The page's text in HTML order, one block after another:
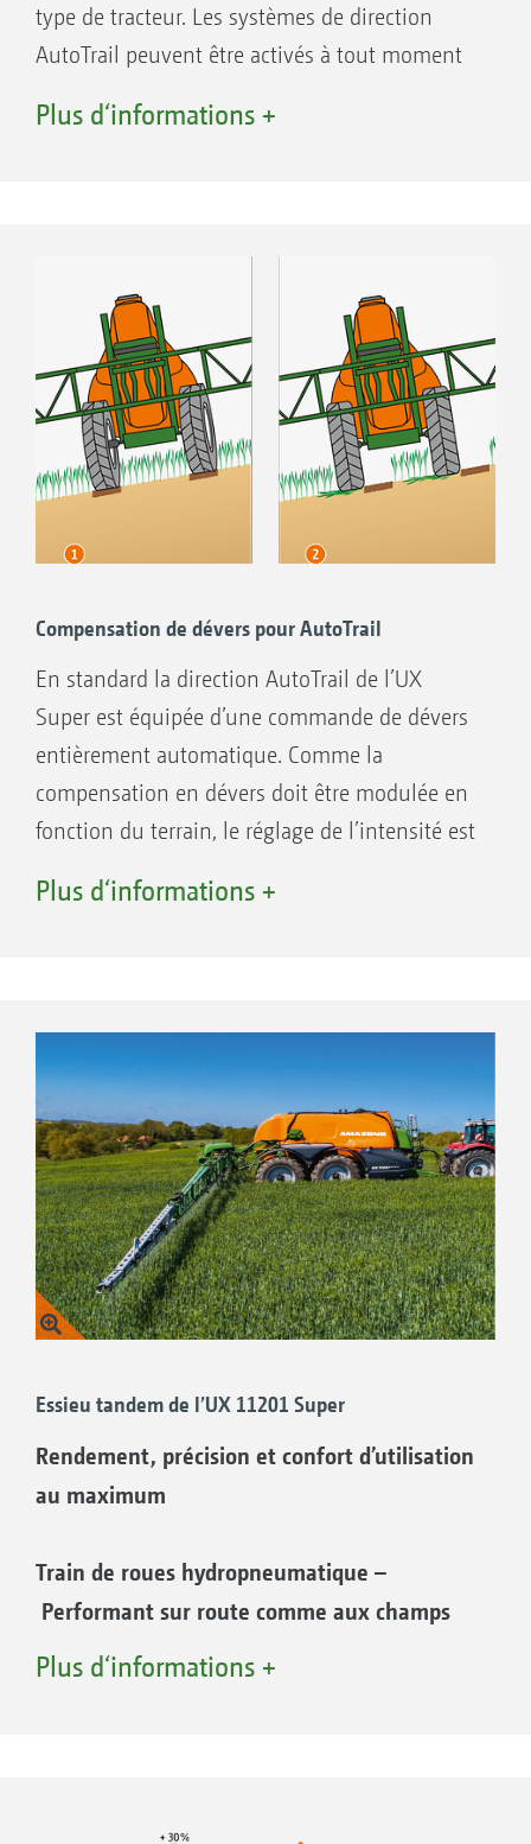
type de tracteur. Les systèmes de direction
AutoTrail peuvent être activés à tout moment
dans les dévers. Dans les cours étroites, avec la
Plus d‘informations +
Compensation de dévers pour AutoTrail
En standard la direction AutoTrail de l’UX
Super est équipée d’une commande de dévers
entièrement automatique. Comme la
compensation en dévers doit être modulée en
fonction du terrain, le réglage de l’intensité est
Joystick.
directeur AutoTrail
Plus d‘informations +
Essieu tandem de l’UX 11201 Super
Rendement, précision et confort d’utilisation
au maximum
Train de roues hydropneumatique –
Performant sur route comme aux champs
Le train de roues hydropneumatique assure,
Plus d‘informations +